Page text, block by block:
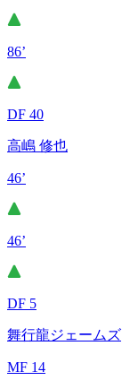
86’
DF 40
高嶋 修也
46’
46’
DF 5
舞行龍ジェームズ
MF 14